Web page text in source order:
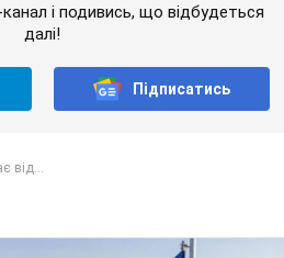
і подивись, що відбудеться
далі!
Підписатись
від...